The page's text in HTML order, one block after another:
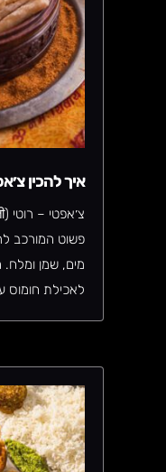
איך להכין
פשוט המורכב
מים, שמן
לאכילת חומוס
הנכון, הכנתי
נתחיל.